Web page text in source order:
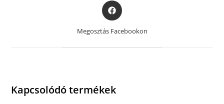
Opens
in
a
Megosztás Facebookon
Kapcsolódó termékek